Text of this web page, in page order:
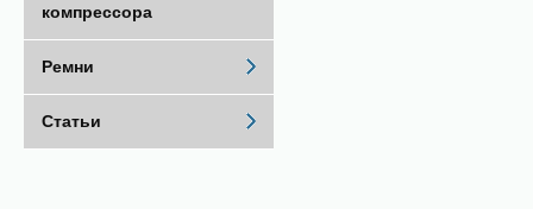
компрессора
Ремни
Статьи